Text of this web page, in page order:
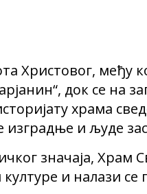
Христовог, међу
док се на
храма
и људе
значаја, Храм
и налази